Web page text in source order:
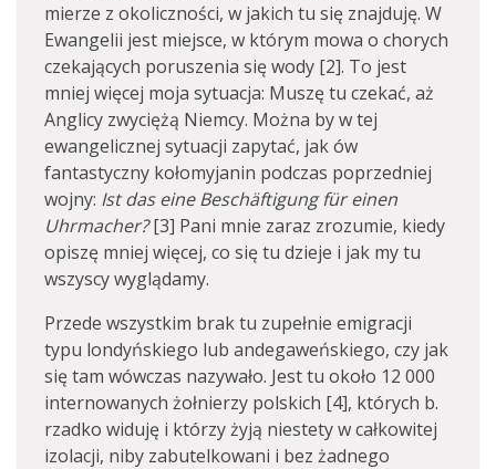
mierze z okoliczności, w jakich tu się znajduję. W
Ewangelii jest miejsce, w którym mowa o chorych
czekających poruszenia się wody [2]. To jest
mniej więcej moja sytuacja: Muszę tu czekać, aż
Anglicy zwyciężą Niemcy. Można by w tej
ewangelicznej sytuacji zapytać, jak ów
fantastyczny kołomyjanin podczas poprzedniej
wojny: Ist das eine Beschäftigung für einen
Uhrmacher?[3] Pani mnie zaraz zrozumie, kiedy
opiszę mniej więcej, co się tu dzieje i jak my tu
wszyscy wyglądamy.
Przede wszystkim brak tu zupełnie emigracji
typu londyńskiego lub andegaweńskiego, czy jak
się tam wówczas nazywało. Jest tu około 12 000
internowanych żołnierzy pol­skich [4], których b.
rzadko widuję i którzy żyją niestety w całkowitej
izolacji, niby zabutelkowani i bez żadnego